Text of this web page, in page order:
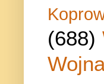
(688)